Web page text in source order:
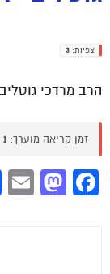
צפיות: 3
הרב מרדכי
זמן קריאה מוערך: 1 דקה